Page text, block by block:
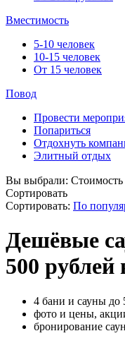
Вместимость
5-10 человек
10-15 человек
От 15 человек
Повод
Провести
Попариться
Отдохнуть
Элитный отдых
Вы выбрали: Стоимость
Сортировать
Сортировать: По
Дешёвые
500 рублей
4 бани и сауны до
фото и цены,
бронирование